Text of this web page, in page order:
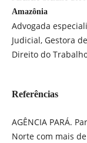
Amazônia
Advogada
Judicial, Gestora
Direito do
Referências
AGÊNCIA PARÁ.
Norte com mais